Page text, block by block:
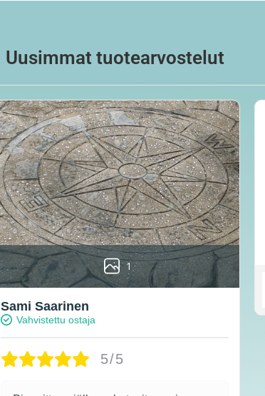
Uusimmat tuotearvostelut
1
Sami Saarinen
Vahvistettu ostaja
5/5